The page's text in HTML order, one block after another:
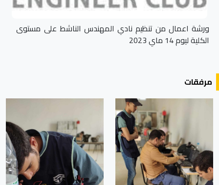
ورشة اعمال من تنظيم نادي المهندس الناشط على مستوى
الكلية ليوم 14 ماي 2023
مرفقات